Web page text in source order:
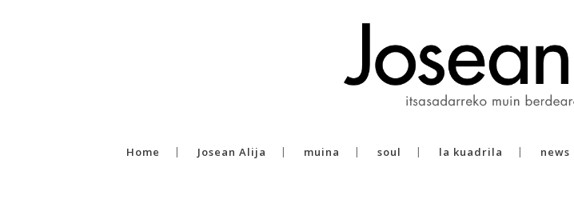
Home Josean Alija muina soul la kuadrila news